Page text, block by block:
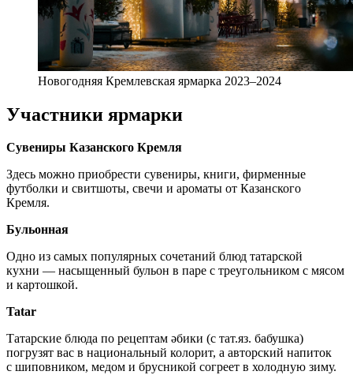
Новогодняя Кремлевская ярмарка 2023–2024
Участники ярмарки
Сувениры Казанского Кремля
Здесь можно приобрести сувениры, книги, фирменные
футболки и свитшоты, свечи и ароматы от Казанского
Кремля.
Бульонная
Одно из самых популярных сочетаний блюд татарской
кухни — насыщенный бульон в паре с треугольником с мясом
и картошкой.
Tatar
Татарские блюда по рецептам әбики (с тат.яз. бабушка)
погрузят вас в национальный колорит, а авторский напиток
с шиповником, медом и брусникой согреет в холодную зиму.